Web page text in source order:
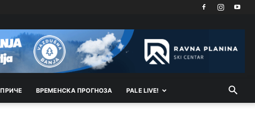
ПРИЧЕ ВРEМEНСКА ПРОГНОЗА PALE LIVE!
Анонимно2806721 јуче 2:27
Kuniocu ide q u guz...
Анонимно2808843
reconquista